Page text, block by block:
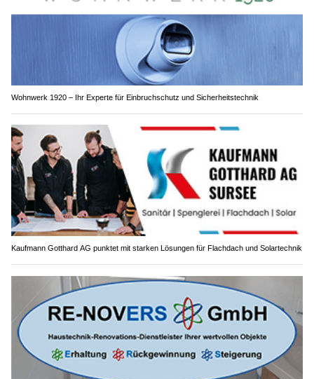
Wohnwerk 1920 – Ihr Experte für Einbruchschutz und Sicherheitstechnik
Kaufmann Gotthard AG punktet mit starken Lösungen für Flachdach und Solartechnik